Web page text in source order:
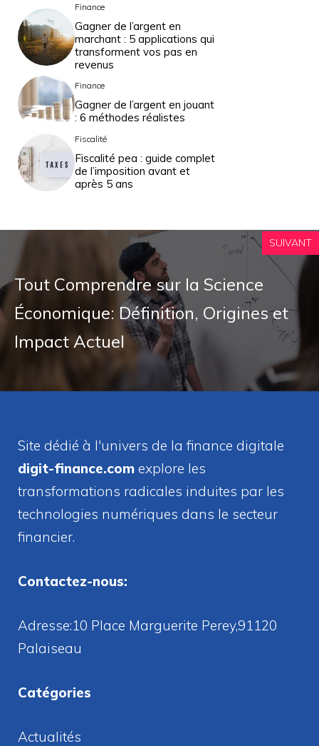
Finance
Gagner de l’argent en
marchant : 5 applications qui
transforment vos pas en
revenus
Finance
Gagner de l’argent en jouant
: 6 méthodes réalistes
Fiscalité
Fiscalité pea : guide complet
de l’imposition avant et
après 5 ans
SUIVANT
Tout Comprendre sur la Science
Économique: Définition, Origines et
Impact Actuel
Site dédié à l'univers de la finance digitale
digit-finance.com explore les
transformations radicales induites par les
technologies numériques dans le secteur
financier.
Contactez-nous:
Adresse:10 Place Marguerite Perey,91120
Palaiseau
Catégories
Actualités